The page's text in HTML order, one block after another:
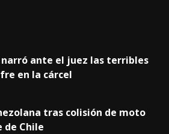
narró ante el juez las terribles
en la cárcel
tras colisión de moto
de Chile